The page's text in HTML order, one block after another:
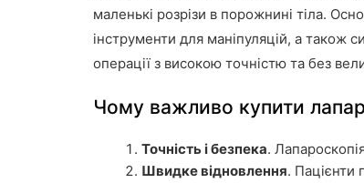
маленькі розрізи в порожнині тіла.
інструменти для маніпуляцій, а також
операції з високою точністю та без
Чому важливо купити
Точність і безпека.
Швидке відновлення. Пацієнти